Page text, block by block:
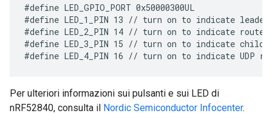
#define LED_GPIO_PORT 0x50000300UL
#define LED_1_PIN 13 // turn on to indicate
#define LED_2_PIN 14 // turn on to indicate
#define LED_3_PIN 15 // turn on to indicate child
Per ulteriori informazioni sui pulsanti e sui LED di
nRF52840, consulta il Nordic Semiconductor Infocenter.